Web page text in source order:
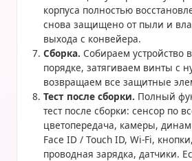
корпуса полностью
снова защищено от пыли и
выхода с конвейера.
Сборка. Собираем устройство
порядке, затягиваем винты с
возвращаем все защитные
Тест после сборки. Полный
тест после сборки: сенсор по
цветопередача, камеры,
Face ID / Touch ID, Wi-Fi,
проводная зарядка, датчики.